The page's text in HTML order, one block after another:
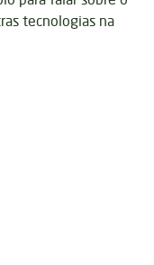
tecnologias na